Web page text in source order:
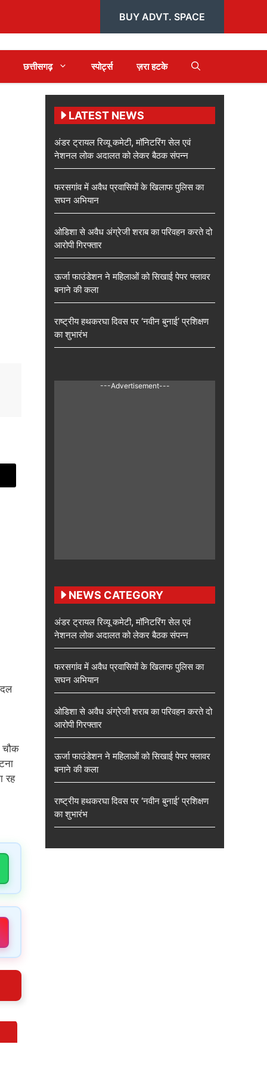
BUY ADVT. SPACE
छत्तीसगढ़ स्पोर्ट्स ज़रा हटके
चौक
रह
LATEST NEWS
अंडर ट्रायल रिव्यू कमेटी, मॉनिटरिंग सेल एवं
नेशनल लोक अदालत को लेकर बैठक संपन्न
फरसगांव में अवैध प्रवासियों के खिलाफ पुलिस का
सघन अभियान
ओडिशा से अवैध अंग्रेजी शराब का परिवहन करते दो
आरोपी गिरफ्तार
ऊर्जा फाउंडेशन ने महिलाओं को सिखाई पेपर फ्लावर
बनाने की कला
राष्ट्रीय हथकरघा दिवस पर ‘नवीन बुनाई’ प्रशिक्षण
का शुभारंभ
---Advertisement---
NEWS CATEGORY
अंडर ट्रायल रिव्यू कमेटी, मॉनिटरिंग सेल एवं
नेशनल लोक अदालत को लेकर बैठक संपन्न
फरसगांव में अवैध प्रवासियों के खिलाफ पुलिस का
सघन अभियान
ओडिशा से अवैध अंग्रेजी शराब का परिवहन करते दो
आरोपी गिरफ्तार
ऊर्जा फाउंडेशन ने महिलाओं को सिखाई पेपर फ्लावर
बनाने की कला
राष्ट्रीय हथकरघा दिवस पर ‘नवीन बुनाई’ प्रशिक्षण
का शुभारंभ